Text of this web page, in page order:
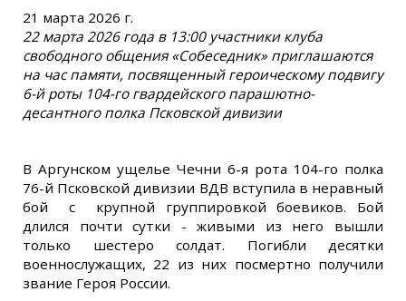
21 марта 2026 г.
22 марта 2026 года в 13:00 участники клуба
свободного общения «Собеседник» приглашаются
на час памяти, посвященный героическому подвигу
6-й роты 104-го гвардейского парашютно-
десантного полка Псковской дивизии
В Аргунском ущелье Чечни 6-я рота 104-го полка
76-й Псковской дивизии ВДВ вступила в неравный
бой с крупной группировкой боевиков. Бой
длился почти сутки - живыми из него вышли
только шестеро солдат. Погибли десятки
военнослужащих, 22 из них посмертно получили
звание Героя России.